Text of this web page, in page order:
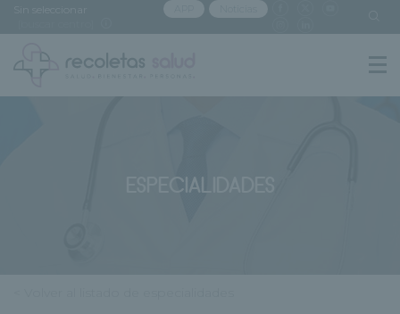
ESPECIALIDADES